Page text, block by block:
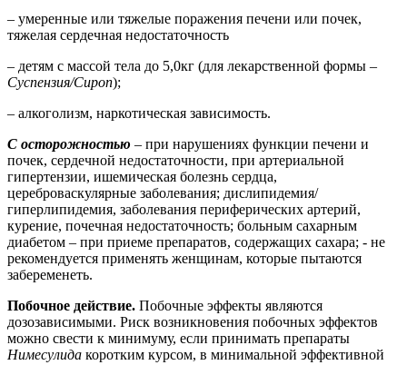
– умеренные или тяжелые поражения печени или почек,
тяжелая сердечная недостаточность
– детям с массой тела до 5,0кг (для лекарственной формы –
Суспензия/Сироп);
– алкоголизм, наркотическая зависимость.
С осторожностью – при нарушениях функции печени и
почек, сердечной недостаточности, при артериальной
гипертензии, ишемическая болезнь сердца,
цереброваскулярные заболевания; дислипидемия/
гиперлипидемия, заболевания периферических артерий,
курение, почечная недостаточность; больным сахарным
диабетом – при приеме препаратов, содержащих сахара; - не
рекомендуется применять женщинам, которые пытаются
забеременеть.
Побочное действие. Побочные эффекты являются
дозозависимыми. Риск возникновения побочных эффектов
можно свести к минимуму, если принимать препараты
Нимесулида коротким курсом, в минимальной эффективной